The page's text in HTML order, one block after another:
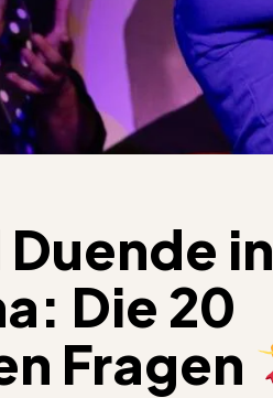
Duende in
Die 20
Fragen